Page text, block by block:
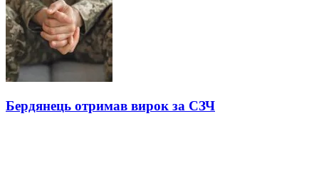
Бердянець отримав вирок за СЗЧ